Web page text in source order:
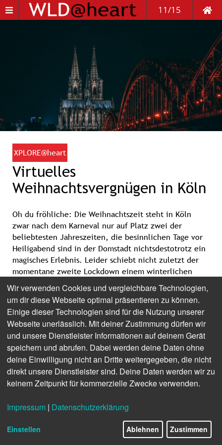
11/15
XPLORE@heart
Virtuelles
Weihnachtsvergnügen in Köln
Oh du fröhliche: Die Weihnachtszeit steht in Köln
zwar nach dem Karneval nur auf Platz zwei der
beliebtesten Jahreszeiten, die besinnlichen Tage vor
Heiligabend sind in der Domstadt nichtsdestotrotz ein
magisches Erlebnis. Leider schiebt nicht zuletzt der
momentane zweite Lockdown einem winterlichen
Ausflug in die viertgrößte Stadt Deutschlands erst
einmal einen Riegel vor.Doch es gibt Hoffnung:Allen,
die es diesen Winter nicht nach Köln schaffen, bietet
die Stadt eine digitale Möglichkeit, sich den
weihnachtlichen Charme der rheinischen Metropole
ins heimische Wohnzimmer zu holen. Der Kölnshop
verkauft das ganze Jahr über ortstypische Souvenirs,
Mitbringsel und Andenken, vom 1. FC Köln-Pulli über
Servietten mit Dom-Mosaik bis zur Original kölschen
Spieluhr bleiben keine Wünsche offen.
Pünktlich zum Advent lockt der Shop außerdem mit
besinnlichen Zeit passen. Künstlerisch designte Mund-
Nasen-Bedeckungen mit kölschen Aufdrucken sorgen
Wir verwenden Cookies und vergleichbare Technologien,
um dir diese Webseite optimal präsentieren zu können.
Einige dieser Technologien sind für die Nutzung unserer
Webseite unerlässlich. Mit deiner Zustimmung dürfen wir
und unsere Dienstleister Informationen auf deinem Gerät
speichern und abrufen. Dabei werden deine Daten ohne
deine Einwilligung nicht an Dritte weitergegeben, die nicht
direkt unsere Dienstleister sind. Deine Daten werden wir zu
keinem Zeitpunkt für kommerzielle Zwecke verwenden.
Impressum | Datenschutzerklärung
Einstellen Ablehnen Zustimmen